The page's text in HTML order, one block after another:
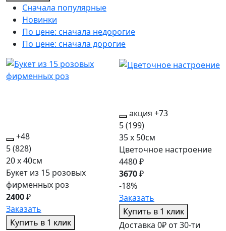
Сначала популярные
Новинки
По цене: сначала недорогие
По цене: сначала дорогие
+48
5(828)
20 x 40см
Букет из 15 розовых
фирменных роз
2400₽
Заказать
Купить в 1 клик
акция +73
5(199)
35 x 50см
Цветочное настроение
4480 ₽
3670₽
-18%
Заказать
Купить в 1 клик
Доставка 0₽ от 30-ти